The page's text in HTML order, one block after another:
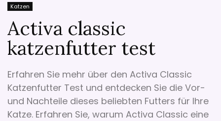
Katzen
Activa classic
katzenfutter test
Erfahren Sie mehr über den Activa Classic
Katzenfutter Test und entdecken Sie die Vor-
und Nachteile dieses beliebten Futters für Ihre
Katze. Erfahren Sie, warum Activa Classic eine